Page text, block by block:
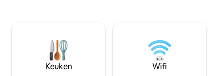
van Hakon Canggu Boutique Hostel zijn
voorzien van airconditioning en een
Ngurah Rai op 15 km van de
De internationale
is slechts 40
bereikbaar vanaf
zijn voorzien van,
Keuken Wifi